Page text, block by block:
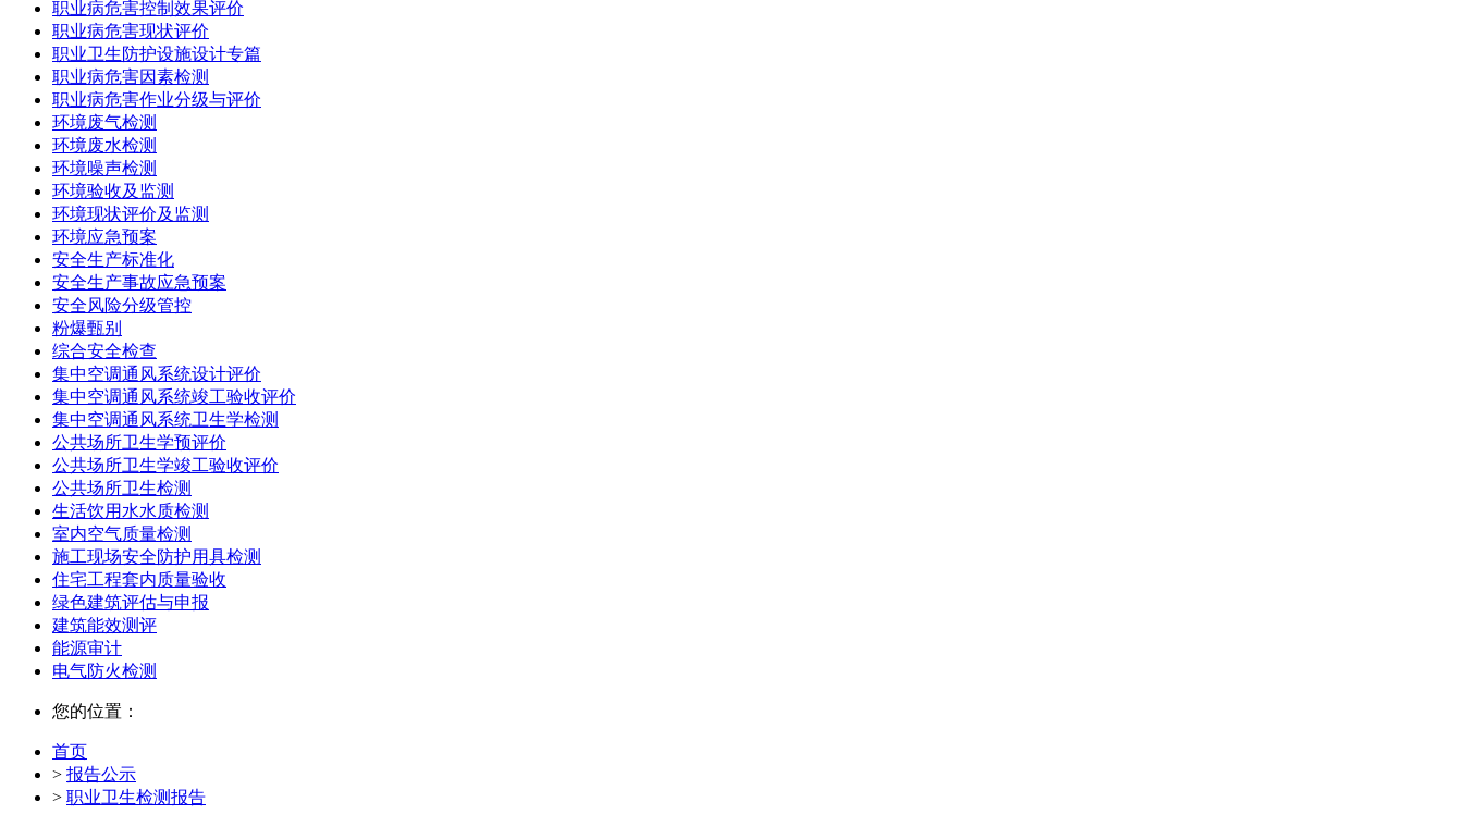
职业病危害控制效果评价
职业病危害现状评价
职业卫生防护设施设计专篇
职业病危害因素检测
职业病危害作业分级与评价
环境废气检测
环境废水检测
环境噪声检测
环境验收及监测
环境现状评价及监测
环境应急预案
安全生产标准化
安全生产事故应急预案
安全风险分级管控
粉爆甄别
综合安全检查
集中空调通风系统设计评价
集中空调通风系统竣工验收评价
集中空调通风系统卫生学检测
公共场所卫生学预评价
公共场所卫生学竣工验收评价
公共场所卫生检测
生活饮用水水质检测
室内空气质量检测
施工现场安全防护用具检测
住宅工程套内质量验收
绿色建筑评估与申报
建筑能效测评
能源审计
电气防火检测
您的位置：
首页
> 报告公示
> 职业卫生检测报告